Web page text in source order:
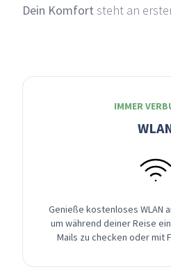
Dein Komfort steht an
IMMER
Genieße kostenloses WLAN
um während deiner Reise
Mails zu checken oder mit